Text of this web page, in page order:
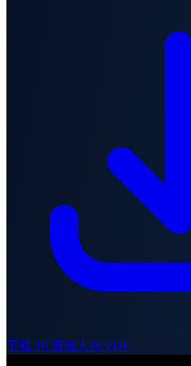
下載 10 頁懶人包 PDF